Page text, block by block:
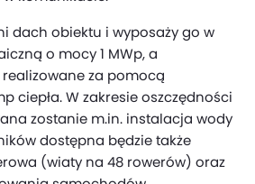
dach obiektu i wyposaży go w
o mocy 1 MWp, a
za pomocą
ciepła. W zakresie oszczędności
zostanie m.in. instalacja wody
dostępna będzie także
(wiaty na 48 rowerów) oraz